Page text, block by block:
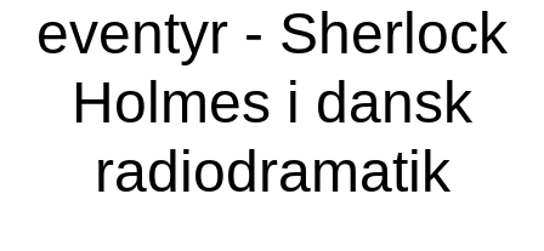
eventyr - Sherlock
Holmes i dansk
radiodramatik